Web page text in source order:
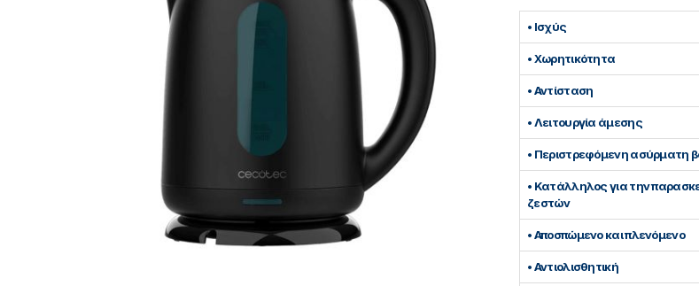
• Ισχύς
• Χωρητικότητα
• Αντίσταση
• Λειτουργία άμεσης
• Περιστρεφόμενη ασύρματη
• Κατάλληλος για την
ζεστών
• Αποσπώμενο και πλενόμενο
• Αντιολισθητική